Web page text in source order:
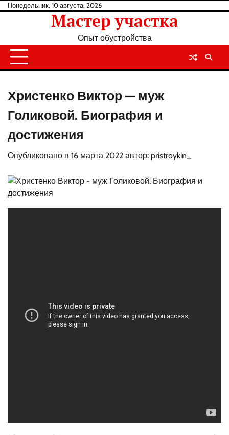
Перейти
Понедельник, 10 августа, 2026
Мастер участка
Опыт обустройства
Христенко Виктор — муж
Голиковой. Биография и
достижения
Опубликовано в 16 марта 2022 автор: pristroykin_